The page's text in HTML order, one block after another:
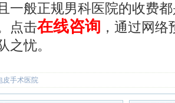
一般正规男科医院的收费
点击在线咨询 ，通过网
之忧。
皮手术医院